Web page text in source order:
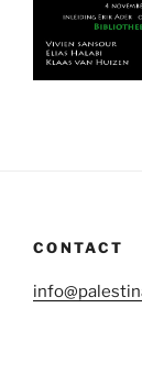
CONTACT